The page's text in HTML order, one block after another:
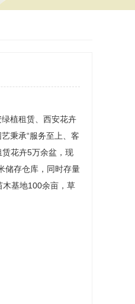
植租赁、西安花卉
秉承“服务至上、客
赁花卉5万余盆，现
储存仓库，同时存量
基地100余亩，草